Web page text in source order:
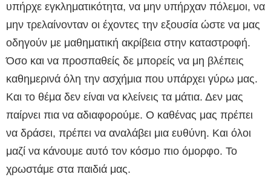
υπήρχε εγκληματικότητα, να μην υπήρχαν πόλεμοι, να
μην τρελαίνονταν οι έχοντες την εξουσία ώστε να μας
οδηγούν με μαθηματική ακρίβεια στην καταστροφή.
Όσο και να προσπαθείς δε μπορείς να μη βλέπεις
καθημερινά όλη την ασχήμια που υπάρχει γύρω μας.
Και το θέμα δεν είναι να κλείνεις τα μάτια. Δεν μας
παίρνει πια να αδιαφορούμε. Ο καθένας μας πρέπει
να δράσει, πρέπει να αναλάβει μια ευθύνη. Και όλοι
μαζί να κάνουμε αυτό τον κόσμο πιο όμορφο. Το
χρωστάμε στα παιδιά μας.